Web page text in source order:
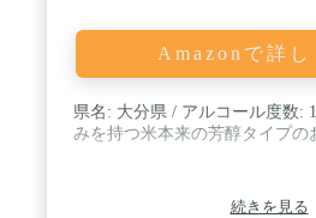
Amazonで詳し
県名: 大分県 / アルコール度数:
みを持つ米本来の芳醇タイプの
続きを見る